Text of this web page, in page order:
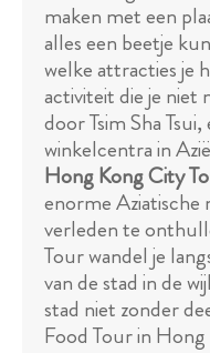
maken met een
alles een beetje
welke attracties je
activiteit die je niet
door Tsim Sha
winkelcentra in
Hong Kong City
enorme
verleden te
Tour wandel je
van de stad in de
stad niet zonder
Food Tour in